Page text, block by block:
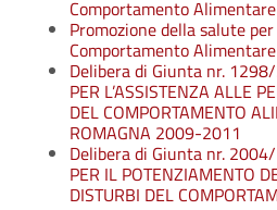
Comportamento
Promozione della salute
Comportamento
Delibera di Giunta nr.
PER L’ASSISTENZA ALLE
DEL COMPORTAMENTO
ROMAGNA 2009-2011
Delibera di Giunta nr.
PER IL POTENZIAMENTO
DISTURBI DEL